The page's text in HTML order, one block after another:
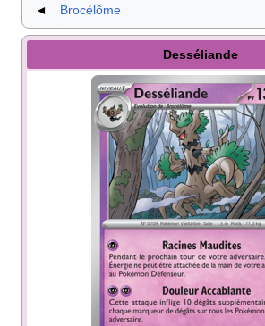
◄ Brocélôme
Desséliande